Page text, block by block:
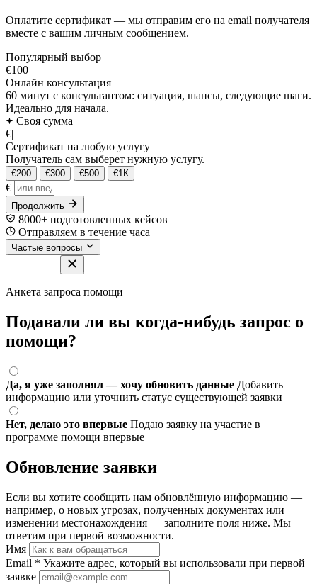
Оплатите сертификат — мы отправим его на email получателя
вместе с вашим личным сообщением.
Популярный выбор
€100
Онлайн консультация
60 минут с консультантом: ситуация, шансы, следующие шаги.
Идеально для начала.
Своя сумма
€|
Сертификат на любую услугу
Получатель сам выберет нужную услугу.
€200 €300 €500 €1К
€
Продолжить
8000+ подготовленных кейсов
Отправляем в течение часа
Частые вопросы
Анкета запроса помощи
Подавали ли вы когда-нибудь запрос о
помощи?
Да, я уже заполнял — хочу обновить данные Добавить
информацию или уточнить статус существующей заявки
Нет, делаю это впервые Подаю заявку на участие в
программе помощи впервые
Обновление заявки
Если вы хотите сообщить нам обновлённую информацию —
например, о новых угрозах, полученных документах или
изменении местонахождения — заполните поля ниже. Мы
ответим при первой возможности.
Имя
Email * Укажите адрес, который вы использовали при первой
заявке